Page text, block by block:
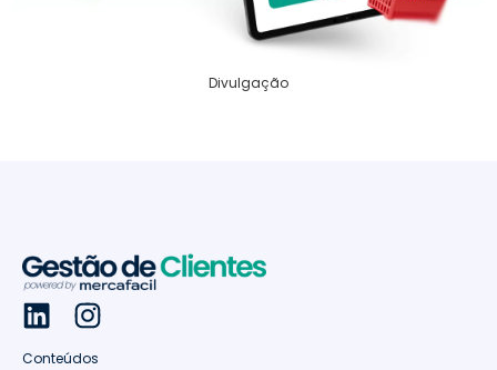
Divulgação
Conteúdos